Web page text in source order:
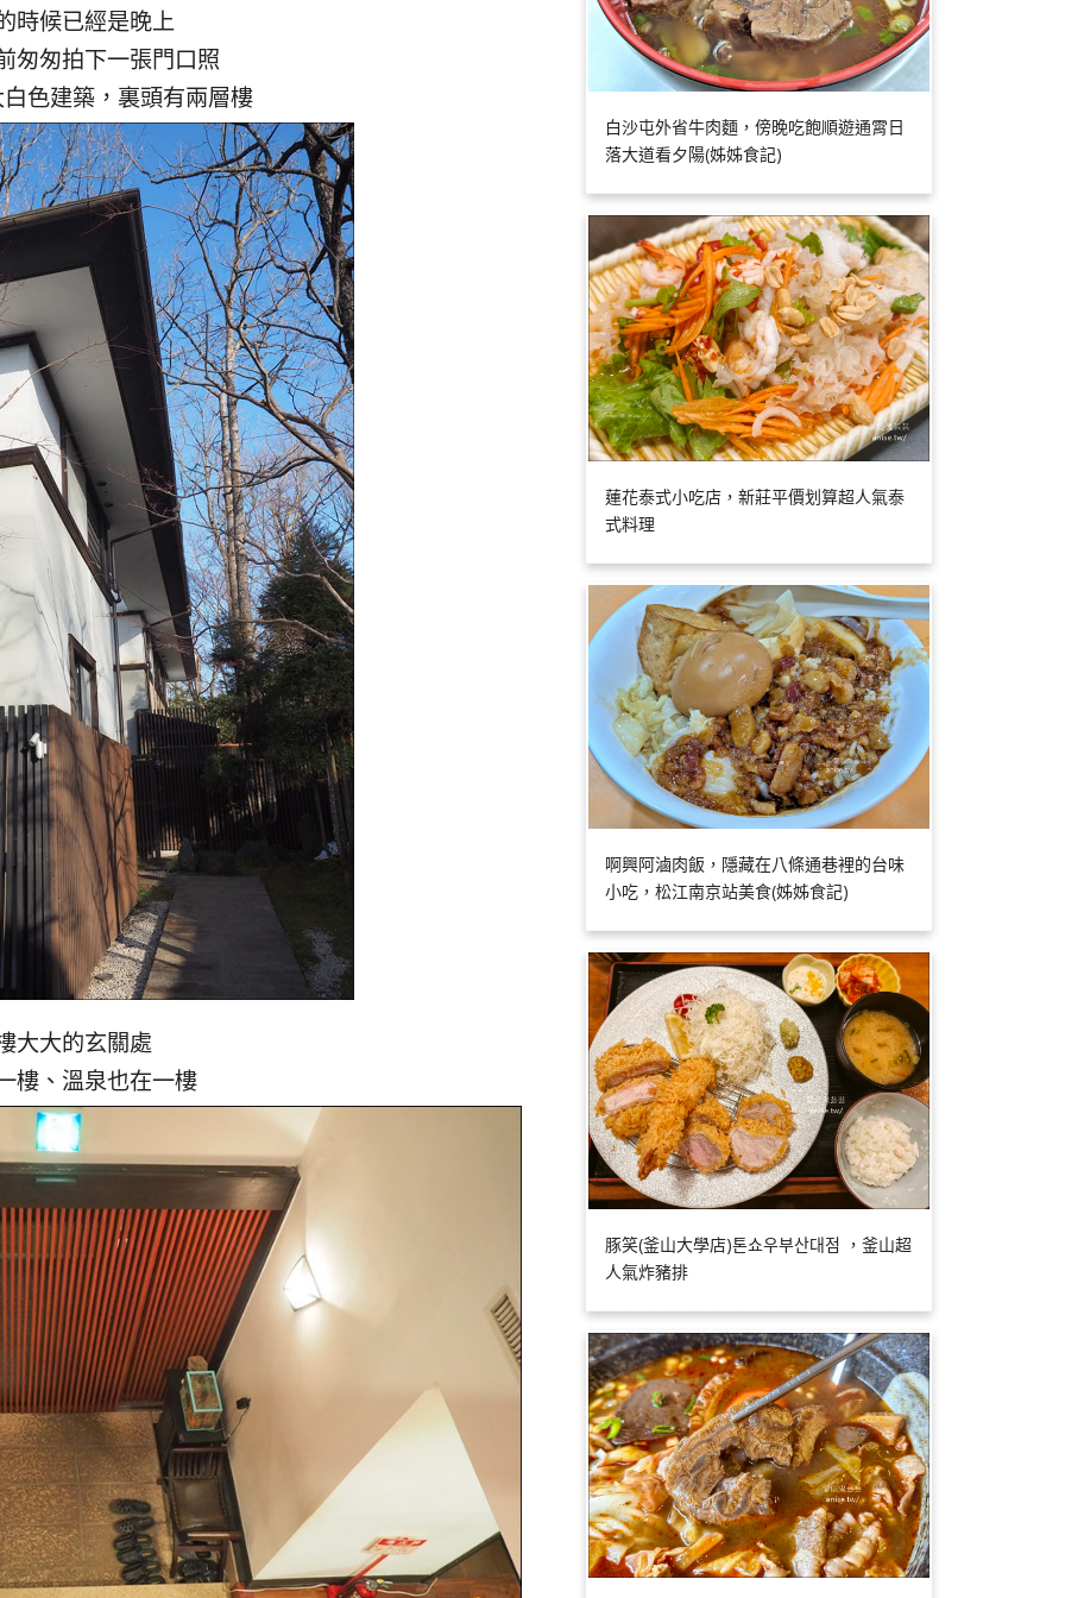
時候已經是晚上
匆匆拍下一張門口照
色建築，裏頭有兩層樓
大大的玄關處
樓、溫泉也在一樓
白沙屯外省牛肉麵，傍晚吃飽順遊通霄日
落大道看夕陽(姊姊食記)
蓮花泰式小吃店，新莊平價划算超人氣泰
式料理
啊興阿滷肉飯，隱藏在八條通巷裡的台味
小吃，松江南京站美食(姊姊食記)
豚笑(釜山大學店)톤쇼우부산대점 ，釜山超
人氣炸豬排